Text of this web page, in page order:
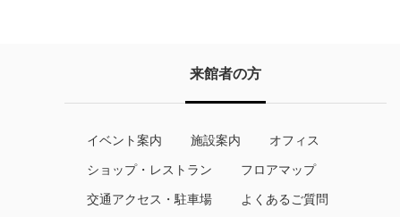
来館者の方
イベント案内 施設案内 オフィス
ショップ・レストラン フロアマップ
交通アクセス・駐車場 よくあるご質問